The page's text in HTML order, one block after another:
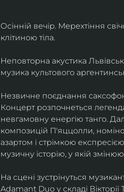
Осінній вечір. Мерехтіння
клітиною тіла.
Неповторна акустика
музика культового
Незвичне поєднання
Концерт розпочнеться
невгамовну енергію танго.
композицій П'яццолли,
азартом і стрімкою
музичну історію, у якій
На сцені зустрінуться
Adamant Duo у складі